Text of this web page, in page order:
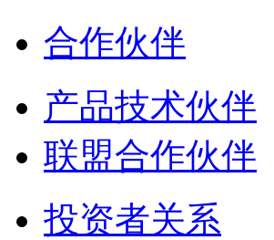
合作伙伴
产品技术伙伴
联盟合作伙伴
投资者关系